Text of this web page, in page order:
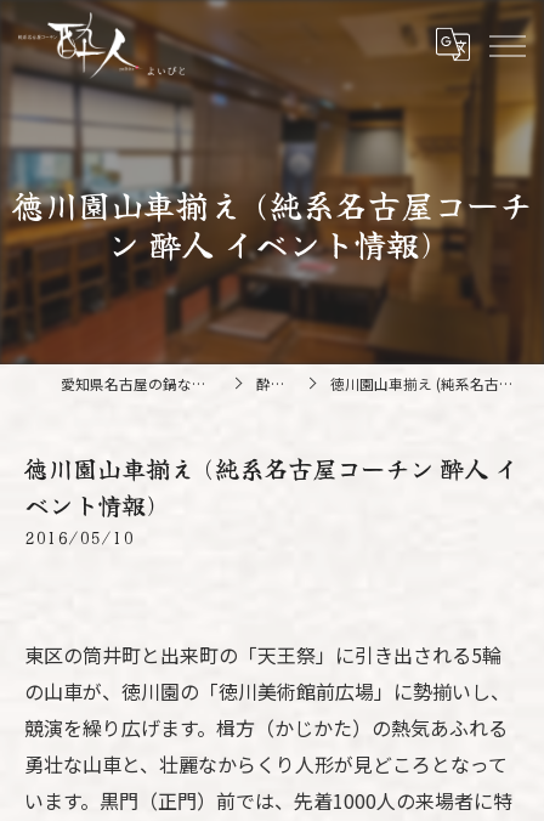
徳川園山車揃え (純系名古屋コーチ
ン 酔人 イベント情報)
愛知県名古屋の鍋なら純系名古屋コーチン 酔人 酔人ブログ 徳川園山車揃え (純系名古屋コーチン 酔人 イベント情報)
徳川園山車揃え (純系名古屋コーチン 酔人 イ
ベント情報)
2016/05/10
東区の筒井町と出来町の「天王祭」に引き出される5輪
の山車が、徳川園の「徳川美術館前広場」に勢揃いし、
競演を繰り広げます。楫方（かじかた）の熱気あふれる
勇壮な山車と、壮麗なからくり人形が見どころとなって
います。黒門（正門）前では、先着1000人の来場者に特